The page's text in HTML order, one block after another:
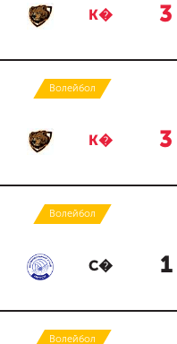
К� 3
Волейбол
К� 3
Волейбол
С� 1
Волейбол